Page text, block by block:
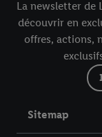
La newsletter de
découvrir en
offres, actions,
Sitemap